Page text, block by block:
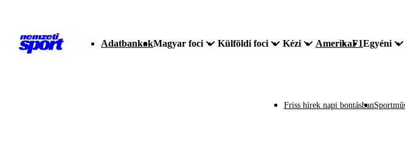
AdatbankokMagyar foci Külföldi foci Kézi AmerikaF1Egyéni
Friss hírek napi bontásban